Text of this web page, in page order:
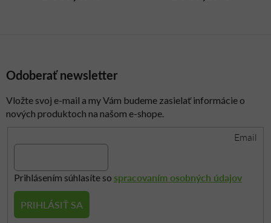
Odoberať newsletter
Vložte svoj e-mail a my Vám budeme zasielať informácie o
nových produktoch na našom e-shope.
Email
Prihlásením súhlasíte so spracovaním osobných údajov
PRIHLÁSIŤ SA